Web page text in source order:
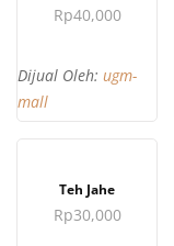
Rp40,000
Dijual Oleh: ugm-
mall
BELI SEKARANG
Teh Jahe
Rp30,000